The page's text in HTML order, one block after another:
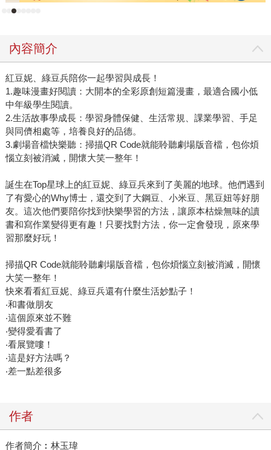
內容簡介
紅豆妮、綠豆兵陪你一起學習與成長！
1.趣味漫畫好閱讀：大開本的全彩原創短篇漫畫，最適合國小低
中年級學生閱讀。
2.生活故事學成長：學習身體保健、生活常規、課業學習、手足
與同儕相處等，培養良好的品德。
3.劇場音檔快樂聽：掃描QR Code就能聆聽劇場版音檔，包你煩
惱立刻被消滅，開懷大笑一整年！
誕生在Top星球上的紅豆妮、綠豆兵來到了美麗的地球。他們遇到
了有愛心的Why博士，還交到了大鋼豆、小米豆、黑豆妞等好朋
友。這次他們要陪你找到快樂學習的方法，讓原本枯燥無味的讀
書和寫作業變得更有趣！只要找對方法，你一定會發現，原來學
習那麼好玩！
掃描QR Code就能聆聽劇場版音檔，包你煩惱立刻被消滅，開懷
大笑一整年！
快來看看紅豆妮、綠豆兵還有什麼生活妙點子！
‧和書做朋友
‧這個原來並不難
‧變得愛看書了
‧看展覽嘍！
‧這是好方法嗎？
‧差一點差很多
作者
作者簡介︰林玉瑋